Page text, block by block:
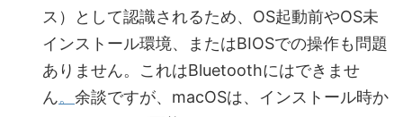
ス）として認識されるため、OS起動前やOS未
インストール環境、またはBIOSでの操作も問題
ありません。これはBluetoothにはできませ
ん。 余談ですが、macOSは、インストール時か